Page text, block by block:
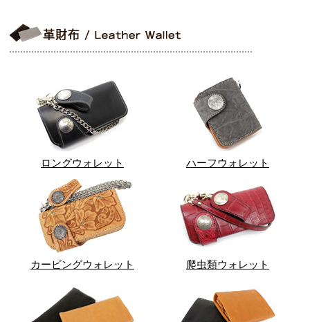
ロングウォレット ハーフウォレット
カービングウォレット 爬虫類ウォレット